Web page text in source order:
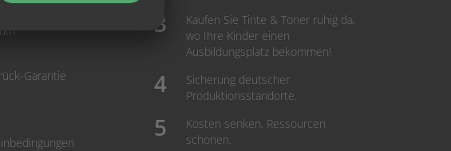
Garantie
Garantie
Kaufen Sie Tinte & Toner ruhig da,
wo Ihre Kinder einen
Ausbildungsplatz bekommen!
Sicherung deutscher
Produktionsstandorte.
Kosten senken, Ressourcen
schonen.